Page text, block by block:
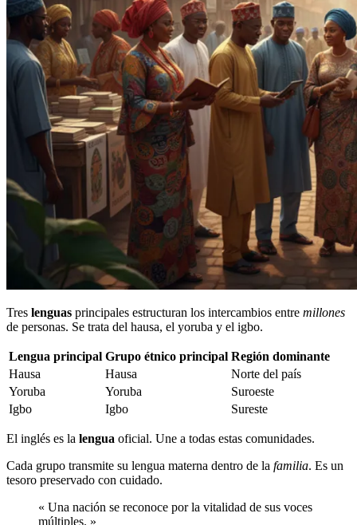
Tres lenguas principales estructuran los intercambios entre millones
de personas. Se trata del hausa, el yoruba y el igbo.
Lengua principal Grupo étnico principal Región dominante
Hausa
Hausa
Norte del país
Yoruba
Yoruba
Suroeste
Igbo
Igbo Sureste
El inglés es la lengua oficial. Une a todas estas comunidades.
Cada grupo transmite su lengua materna dentro de la familia. Es un
tesoro preservado con cuidado.
« Una nación se reconoce por la vitalidad de sus voces
múltiples. »